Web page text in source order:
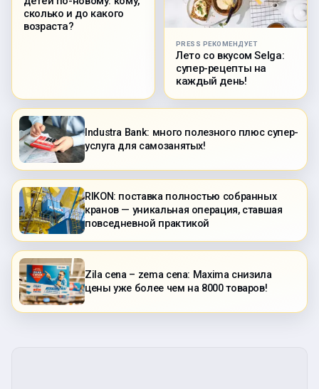
сколько и до какого
возраста?
PRESS РЕКОМЕНДУЕТ
Лето со вкусом Selga:
супер-рецепты на
каждый день!
Industra Bank: много полезного плюс супер-
услуга для самозанятых!
RIKON: поставка полностью собранных
кранов — уникальная операция, ставшая
повседневной практикой
Zila cena – zema cena: Maxima снизила
цены уже более чем на 8000 товаров!